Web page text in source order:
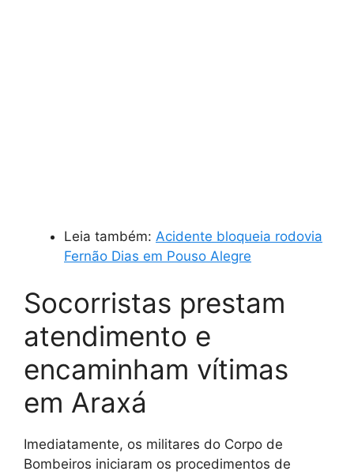
Leia também: Acidente bloqueia rodovia
Fernão Dias em Pouso Alegre
Socorristas prestam
atendimento e
encaminham vítimas
em Araxá
Imediatamente, os militares do Corpo de
Bombeiros iniciaram os procedimentos de